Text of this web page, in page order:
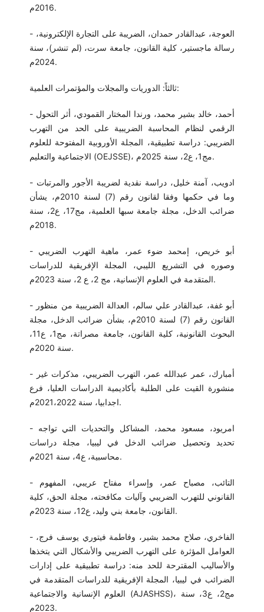
2016م.
- العوجة، عبدالقادر حمدان، الضريبة على التجارة الإلكترونية،
رسالة ماجستير، كلية القانون، جامعة سرت، (لم تنشر)، سنة
2024م.
ثالثاً: الدوريات والمجلات والمؤتمرات العلمية:
- أحمد، خالد بشير محمد، ورندا المختار القمودي، أثر التحول
الرقمي لنظام المحاسبة الضريبية على الحد من التهرب
الضريبي: دراسة تطبيقية، المجلة الأوروبية المفتوحة للعلوم
الاجتماعية والتعليم (OEJSSE)، مج1، ع2، سنة 2025م.
- ادويب، آمنة خليل، دراسة نقدية لضريبة الأجور والمرتبات
وما في حكمها وفقا لقانون رقم (7) لسنة 2010م، يشأن
ضرائب الدخل، مجلة جامعة سبها العلمية، مج17، ع2، سنة
2018م.
- أبو خريص، إمحمد ضوء عمر، ماهية التهرب الضريبي
وصوره في التشريع الليبي، المجلة الإفريقية للدراسات
المتقدمة في العلوم الإنسانية، مج 2، ع 2، سنة 2023م.
- أبو غفة، عبدالقادر علي سالم، العدالة الضريبية من منظور
القانون رقم (7) لسنة 2010م، بشأن ضرائب الدخل، مجلة
البحوث القانونية، كلية القانون، جامعة مصراتة، مج1، ع11،
سنة 2020م.
- أمبارك، عمر عبدالله عمر، التهرب الضريبي، مذكرات غير
منشورة القيت على الطلبة بأكاديمية الدراسات العليا، فرع
اجدابيا، سنة 2021،2022م.
- امريود، مسعود محمد، المشاكل والتحديات التي تواجه
تحديد وتحصيل ضرائب الدخل في ليبيا، مجلة دراسات
محاسبية، ع4، سنة 2021م.
- التائب، مصباح عمر، وإسراء مفتاح عريبي، المفهوم
القانوني للتهرب الضريبي وآليات مكافحته، مجلة الحق، كلية
القانون، جامعة بني وليد، ع12، سنة 2023م.
- الفاخري، صلاح محمد بشير، وفاطمة فيتوري يوسف فرج،
العوامل المؤثرة على التهرب الضريبي والأشكال التي يتخذها
والأساليب المقترحة للحد منه: دراسة تطبيقية على إدارات
الضرائب في ليبيا، المجلة الإفريقية للدراسات المتقدمة في
العلوم الإنسانية والاجتماعية (AJASHSS)، مج2، ع3، سنة
2023م.